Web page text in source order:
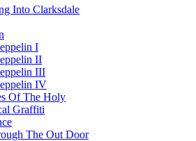
Into Clarksdale
I
II
III
IV
Of The Holy
Graffiti
The Out Door